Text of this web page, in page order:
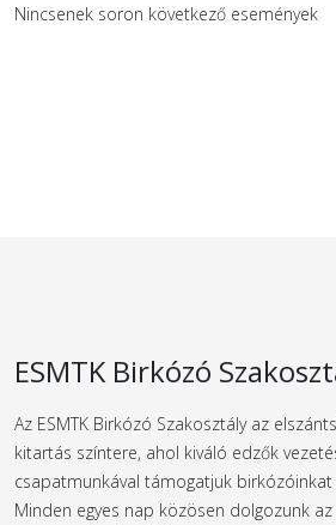
Nincsenek soron következő események
ESMTK Birkózó
Az ESMTK Birkózó Szakosztály az
kitartás színtere, ahol kiváló edzők
csapatmunkával támogatjuk birkózóinkat
Minden egyes nap közösen dolgozunk